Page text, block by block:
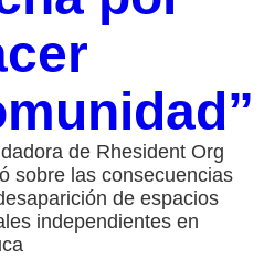
de Rhesident Org
sobre las consecuencias
de espacios
independientes en